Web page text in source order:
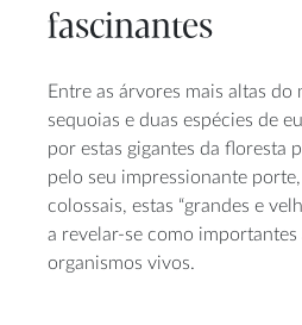
fascinantes
Entre as árvores mais altas do
sequoias e duas espécies de
por estas gigantes da floresta
pelo seu impressionante
colossais, estas “grandes e
a revelar-se como
organismos vivos.